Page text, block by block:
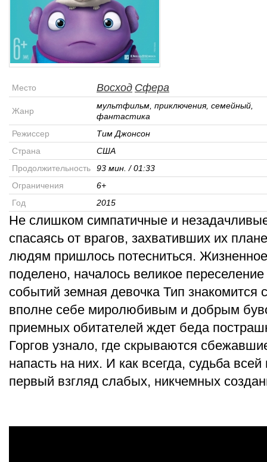
Место Восход Сфера
Жанр
мультфильм, приключения, семейный,
фантастика
Режиссер
Тим Джонсон
Страна
США
Продолжительность
93 мин. / 01:33
Ограничения
6+
Год
2015
Не слишком симпатичные и
спасаясь от врагов, захвативших их
людям пришлось потесниться.
поделено, началось великое
событий земная девочка Тип
вполне себе миролюбивым и добрым
приемных обитателей ждет беда
Горгов узнало, где скрываются
напасть на них. И как всегда, судьба
первый взгляд слабых, никчемных